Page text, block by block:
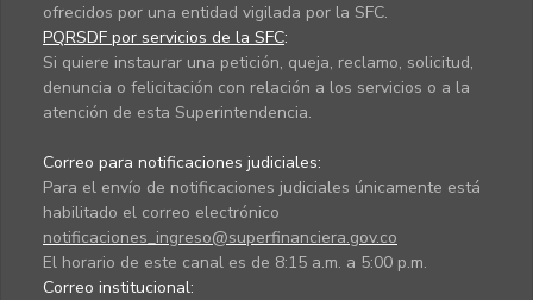
ofrecidos por una entidad vigilada por la SFC.
PQRSDF por servicios de la SFC:
Si quiere instaurar una petición, queja, reclamo, solicitud,
denuncia o felicitación con relación a los servicios o a la
atención de esta Superintendencia.
Correo para notificaciones judiciales:
Para el envío de notificaciones judiciales únicamente está
habilitado el correo electrónico
notificaciones_ingreso@superfinanciera.gov.co
El horario de este canal es de 8:15 a.m. a 5:00 p.m.
Correo institucional: